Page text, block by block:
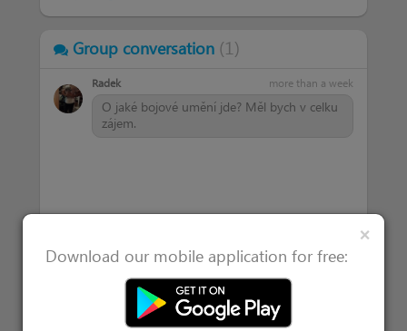
×
Download our mobile application for free:
Group conversation (1)
Radek more than a week
O jaké bojové umění jde? Měl bych v celku
zájem.